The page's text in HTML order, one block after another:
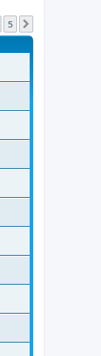
5